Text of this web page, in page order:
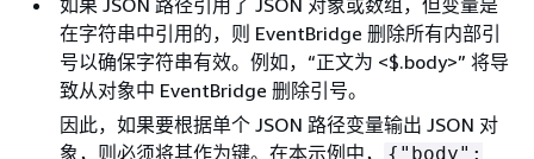
如果 JSON 路径引用了 JSON 对象或数组，但变量是
在字符串中引用的，则 EventBridge 删除所有内部引
号以确保字符串有效。例如，“正文为 <$.body>” 将导
致从对象中 EventBridge 删除引号。
因此，如果要根据单个 JSON 路径变量输出 JSON 对
象，则必须将其作为键。在本示例中，
{ "body":